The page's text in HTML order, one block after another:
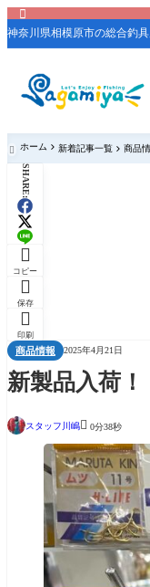

神奈川県相模原市の総合釣
 ホーム 新着記事一覧 商品
SHARE:

コピー

保存

印刷
商品情報 2025年4月21日
新製品入荷！
スタッフ川嶋 0分38秒